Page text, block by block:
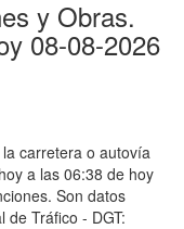
y Obras.
08-08-2026
carretera o autovía
a las 06:38 de hoy
Son datos
de Tráfico - DGT: